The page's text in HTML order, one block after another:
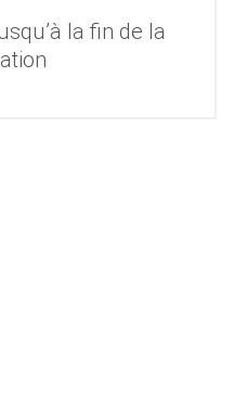
la fin de la